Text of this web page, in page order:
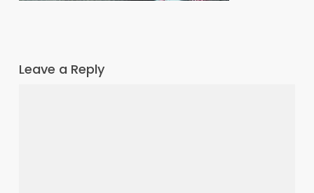
Leave a Reply